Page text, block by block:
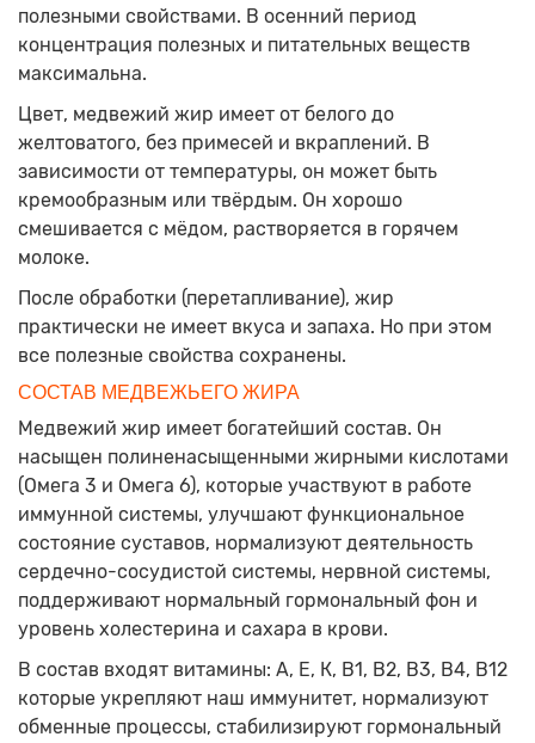
полезными свойствами. В осенний период
концентрация полезных и питательных веществ
максимальна.
Цвет, медвежий жир имеет от белого до
желтоватого, без примесей и вкраплений. В
зависимости от температуры, он может быть
кремообразным или твёрдым. Он хорошо
смешивается с мёдом, растворяется в горячем
молоке.
После обработки (перетапливание), жир
практически не имеет вкуса и запаха. Но при этом
все полезные свойства сохранены.
СОСТАВ МЕДВЕЖЬЕГО ЖИРА
Медвежий жир имеет богатейший состав. Он
насыщен полиненасыщенными жирными кислотами
(Омега 3 и Омега 6), которые участвуют в работе
иммунной системы, улучшают функциональное
состояние суставов, нормализуют деятельность
сердечно-сосудистой системы, нервной системы,
поддерживают нормальный гормональный фон и
уровень холестерина и сахара в крови.
В состав входят витамины: А, Е, К, В1, В2, В3, В4, В12
которые укрепляют наш иммунитет, нормализуют
обменные процессы, стабилизируют гормональный